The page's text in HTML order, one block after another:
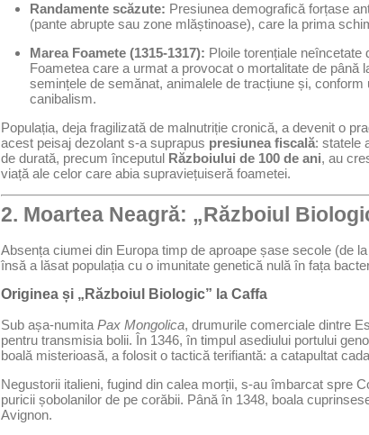
Randamente scăzute: Presiunea demografică forțase
(pante abrupte sau zone mlăștinoase), care la prima
Marea Foamete (1315-1317): Ploile torențiale neîncetate
Foametea care a urmat a provocat o mortalitate de până
semințele de semănat, animalele de tracțiune și,
canibalism.
Populația, deja fragilizată de malnutriție cronică, a devenit o
acest peisaj dezolant s-a suprapus presiunea fiscală: statele
de durată, precum începutul Războiului de 100 de ani, au
viață ale celor care abia supraviețuiseră foametei.
2. Moartea Neagră: „Războiul
Absența ciumei din Europa timp de aproape șase secole (de
însă a lăsat populația cu o imunitate genetică nulă în fața
Originea și „Războiul Biologic” la Caffa
Sub așa-numita Pax Mongolica, drumurile comerciale dintre
pentru transmisia bolii. În 1346, în timpul asediului portului
boală misterioasă, a folosit o tactică terifiantă: a catapultat
Negustorii italieni, fugind din calea morții, s-au îmbarcat spre
puricii șobolanilor de pe corăbii. Până în 1348, boala
Avignon.